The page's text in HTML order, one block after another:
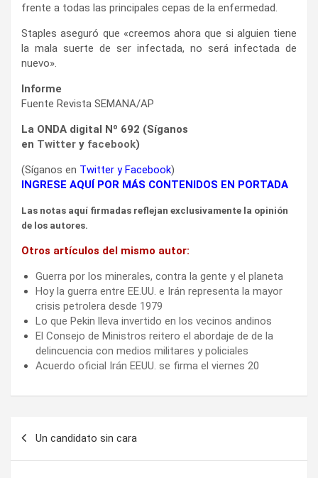
frente a todas las principales cepas de la enfermedad.
Staples aseguró que «creemos ahora que si alguien tiene
la mala suerte de ser infectada, no será infectada de
nuevo».
Informe
Fuente Revista SEMANA/AP
La ONDA digital Nº 692 (Síganos
en Twitter y facebook)
(Síganos en Twitter yFacebook)
INGRESE AQUÍ POR MÁS CONTENIDOS EN PORTADA
Las notas aquí firmadas reflejan exclusivamente la opinión
de los autores.
Otros artículos del mismo autor:
Guerra por los minerales, contra la gente y el planeta
Hoy la guerra entre EE.UU. e Irán representa la mayor
crisis petrolera desde 1979
Lo que Pekin lleva invertido en los vecinos andinos
El Consejo de Ministros reitero el abordaje de de la
delincuencia con medios militares y policiales
Acuerdo oficial Irán EEUU. se firma el viernes 20
Un candidato sin cara